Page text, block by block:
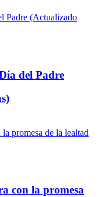
del Padre
con la promesa